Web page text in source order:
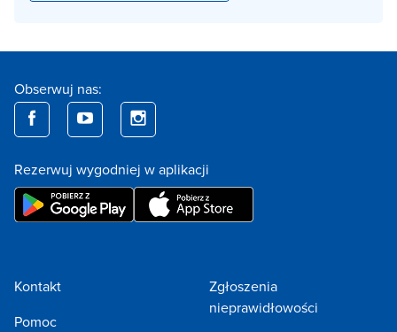
Obserwuj nas:
Rezerwuj wygodniej w aplikacji
Kontakt
Pomoc
Zgłoszenia
nieprawidłowości